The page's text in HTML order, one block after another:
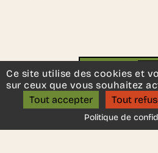
DEMANDER UN
Une autre idée en tête ?
ravis de vous aider.
Ce site utilise des cookies et
sur ceux que vous souhaitez
Tout accepter
Tout
Politique de